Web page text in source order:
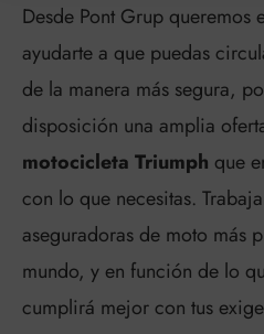
Desde Pont Grup queremos
ayudarte a que puedas
de la manera más segura,
disposición una amplia
motocicleta Triumph que
con lo que necesitas.
aseguradoras de moto más
mundo, y en función de lo
cumplirá mejor con tus